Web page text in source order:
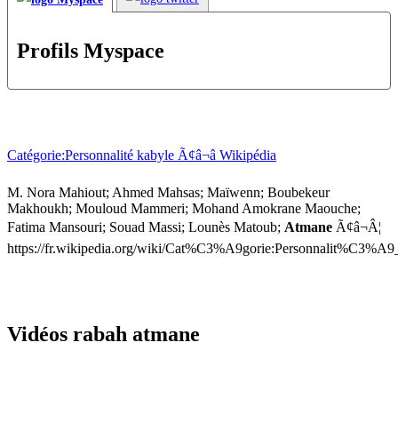
Profils Myspace
Catégorie:Personnalité kabyle Ã¢â¬â Wikipédia
M. Nora Mahiout; Ahmed Mahsas; Maïwenn; Boubekeur
Makhoukh; Mouloud Mammeri; Mohand Amokrane Maouche;
Fatima Mansouri; Souad Massi; Lounès Matoub; Atmane Ã¢â¬Â¦
https://fr.wikipedia.org/wiki/
Vidéos rabah atmane